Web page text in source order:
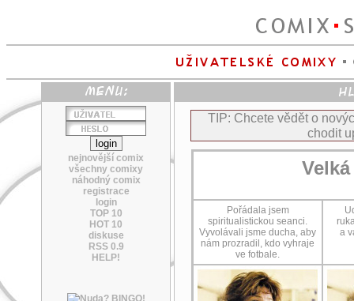
nejnovější comix
všechny comixy
náhodný comix
registrace
login
TOP 10
HOT 10
diskuse
RSS 0.9
HELP!
TIP: Chcete vědět o
chodit
Pořádala jsem
spiritualistickou seanci.
Vyvolávali jsme ducha, aby
nám prozradil, kdo vyhraje
ve fotbale.
a